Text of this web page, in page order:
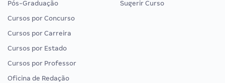
Pós-Graduação
Cursos por Concurso
Cursos por Carreira
Cursos por Estado
Cursos por Professor
Oficina de Redação
Sugerir Curso